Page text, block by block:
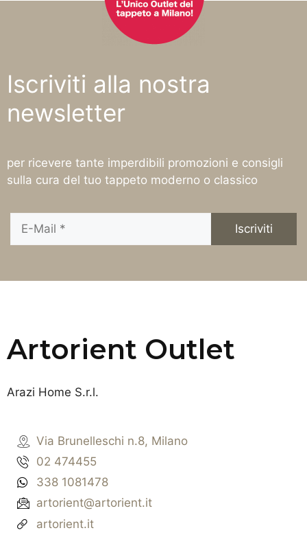
Iscriviti alla nostra
newsletter
per ricevere tante imperdibili promozioni e consigli
sulla cura del tuo tappeto moderno o classico
Artorient Outlet
Arazi Home S.r.l.
Via Brunelleschi n.8, Milano
02 474455
338 1081478
artorient@artorient.it
artorient.it